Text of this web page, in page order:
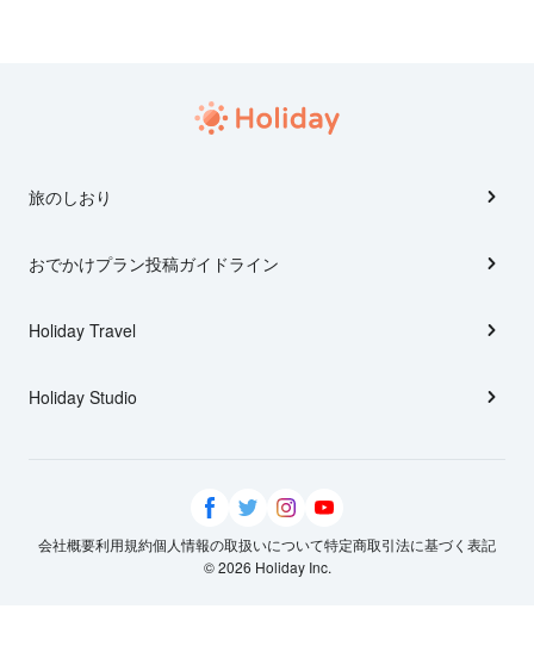
旅のしおり
おでかけプラン投稿ガイドライン
Holiday Travel
Holiday Studio
会社概要利用規約個人情報の取扱いについて特定商取引法に基づく表記
© 2026 Holiday Inc.